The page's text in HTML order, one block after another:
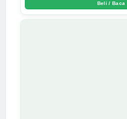
Beli / Baca